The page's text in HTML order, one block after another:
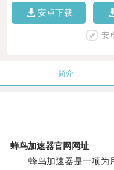
安卓下载
安
简介
蜂鸟加速器官网网址
蜂鸟加速器是一项为